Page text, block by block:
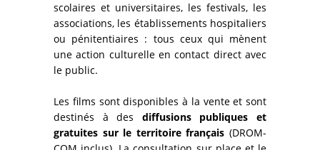
scolaires et universitaires, les festivals, les
associations, les établissements hospitaliers
ou pénitentiaires : tous ceux qui mènent
une action culturelle en contact direct avec
le public.
Les films sont disponibles à la vente et sont
destinés à des diffusions publiques et
gratuites sur le territoire français (DROM-